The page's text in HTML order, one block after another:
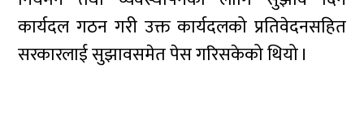
कार्यदल गठन गरी उक्त कार्यदलको प्रतिवेदनसहित
सरकारलाई सुझावसमेत पेस गरिसकेको थियो ।